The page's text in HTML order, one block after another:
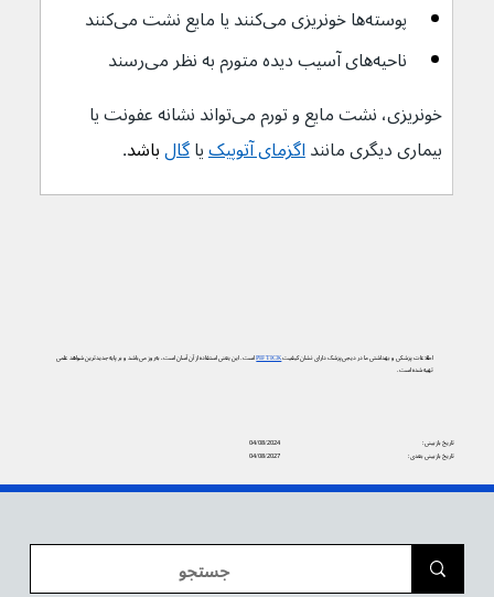
پوسته‌ها خونریزی می‌کنند یا مایع نشت می‌کنند
ناحیه‌های آسیب دیده متورم به نظر می‌رسند
خونریزی، نشت مایع و تورم می‌تواند نشانه عفونت یا
بیماری دیگری مانند اگزمای آتوپیکیا گال باشد.
اطلاعات پزشکی و بهداشتی ما در دیجی‌پزشک دارای نشان کیفیتPIF TICKاست. این یعنی استفاده از آن آسان است، به‌روز می‌باشد و بر پایه جدیدترین شواهد علمی
تهیه شده است.
04/08/2024
تاریخ بازبینی:
04/08/2027
تاریخ بازبینی بعدی: